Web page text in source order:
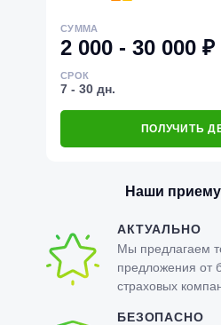
СУММА
2 000 - 30 000 ₽
СРОК
7 - 30 дн.
ПОЛУЧИТЬ
Наши
АКТУАЛЬНО
Мы предлагаем
предложения от
страховых
БЕЗОПАСНО